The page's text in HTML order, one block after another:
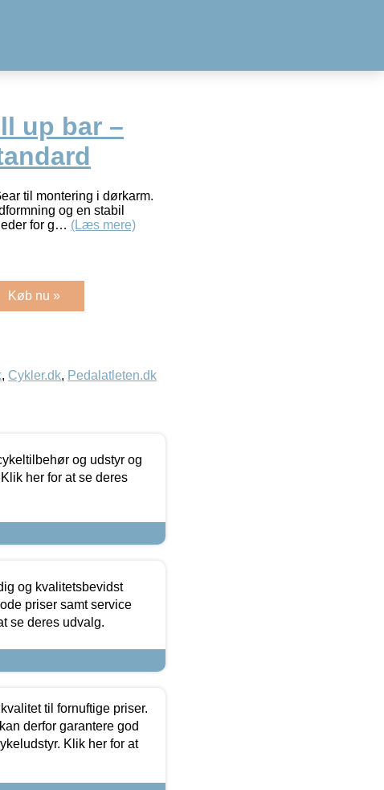
up bar –
til montering i dørkarm.
og en stabil
for g… (Læs mere)
Køb nu »
, Cykler.dk, Pedalatleten.dk
og udstyr og
her for at se deres
og kvalitetsbevidst
priser samt service
se deres udvalg.
til fornuftige priser.
derfor garantere god
Klik her for at